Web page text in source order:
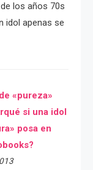
los años 70s
idol apenas se
«pureza»
si una idol
posa en